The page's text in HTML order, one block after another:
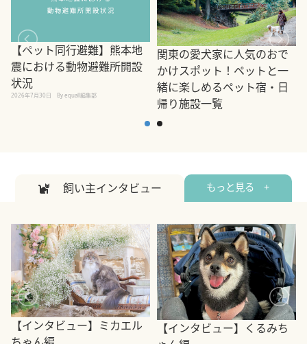
【ペット同行避難】熊本地
震における動物避難所開設
状況
2026年7月30日 By equall編集部
関東の愛犬家に人気のおで
かけスポット！ペットと一
緒に楽しめるペット宿・日
帰り施設一覧
飼い主インタビュー もっと見る +
【インタビュー】ミカエル
【インタビュー】くるみち